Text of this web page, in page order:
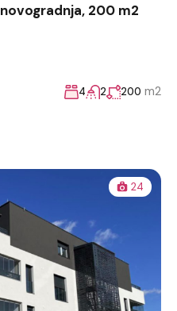
200 m2
4 2 200 m2
24